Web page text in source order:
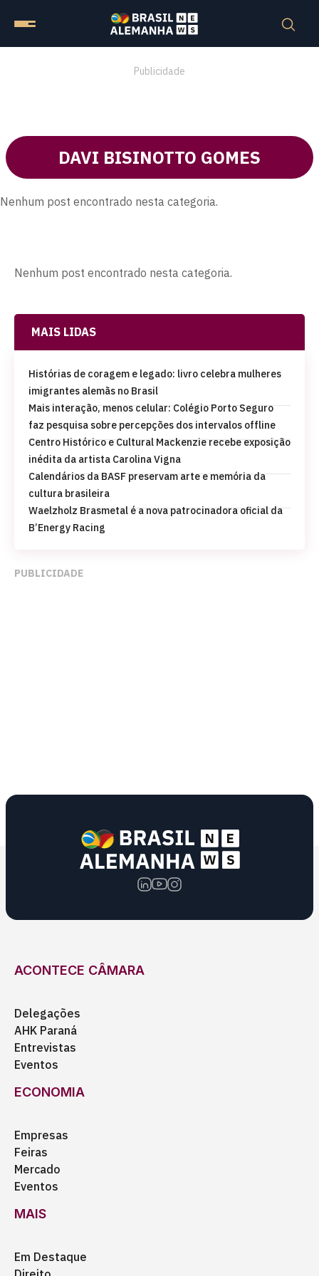
Publicidade
DAVI BISINOTTO GOMES
Nenhum post encontrado nesta categoria.
Nenhum post encontrado nesta categoria.
MAIS LIDAS
Histórias de coragem e legado: livro celebra mulheres
imigrantes alemãs no Brasil
Mais interação, menos celular: Colégio Porto Seguro
faz pesquisa sobre percepções dos intervalos offline
Centro Histórico e Cultural Mackenzie recebe exposição
inédita da artista Carolina Vigna
Calendários da BASF preservam arte e memória da
cultura brasileira
Waelzholz Brasmetal é a nova patrocinadora oficial da
B’Energy Racing
PUBLICIDADE
ACONTECE CÂMARA
Delegações
AHK Paraná
Entrevistas
Eventos
ECONOMIA
Empresas
Feiras
Mercado
Eventos
MAIS
Em Destaque